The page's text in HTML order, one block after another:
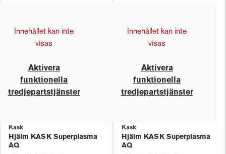
Innehållet kan inte
visas
Aktivera
funktionella
tredjepartstjänster
Kask
Hjälm KASK Superplasma
AQ
Innehållet kan inte
visas
Aktivera
funktionella
tredjepartstjänster
Kask
Hjälm KASK Superplasma
AQ